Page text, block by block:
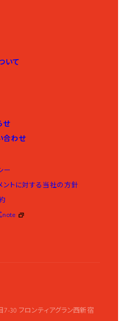
いて
せ
合わせ
ー
ントに対する当社の方針
note
30 フロンティアグラン西新宿